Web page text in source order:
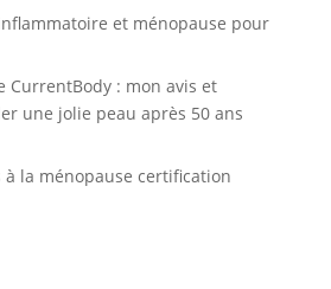
et ménopause pour
CurrentBody : mon avis et
une jolie peau après 50 ans